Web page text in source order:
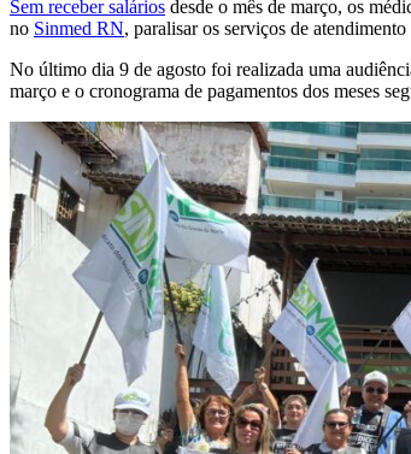
Sem receber salários desde o mês de março, os
no Sinmed RN, paralisar os serviços de
No último dia 9 de agosto foi realizada uma
março e o cronograma de pagamentos dos meses